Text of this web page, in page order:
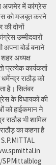
अजमेर में कांग्रेस
को मजबूत करने
दोनों
उम्मीदवारों
बोर्ड बनाने
अध्यक्ष
कार्यकर्ता
राठौड़ को
है। सितंबर
के विधायकों की
को हाईकमान ने
राठौड़ भी शामिल
का कहना है
SPMittalblog